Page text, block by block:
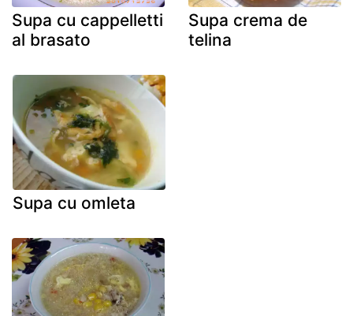
Supa cu cappelletti
al brasato
Supa crema de
telina
Supa cu omleta